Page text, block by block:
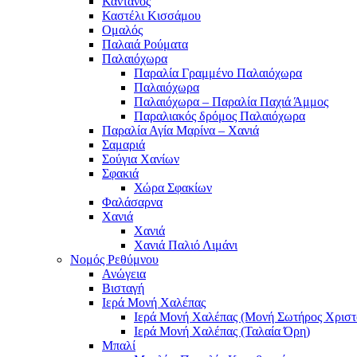
Καστέλι Κισσάμου
Ομαλός
Παλαιά Ρούματα
Παλαιόχωρα
Παραλία Γραμμένο Παλαιόχωρα
Παλαιόχωρα
Παλαιόχωρα – Παραλία Παχιά Άμμος
Παραλιακός δρόμος Παλαιόχωρα
Παραλία Αγία Μαρίνα – Χανιά
Σαμαριά
Σούγια Χανίων
Σφακιά
Χώρα Σφακίων
Φαλάσαρνα
Χανιά
Χανιά
Χανιά Παλιό Λιμάνι
Νομός Ρεθύμνου
Ανώγεια
Βισταγή
Ιερά Μονή Χαλέπας
Ιερά Μονή Χαλέπας (Μονή Σωτήρος
Ιερά Μονή Χαλέπας (Ταλαία Όρη)
Μπαλί